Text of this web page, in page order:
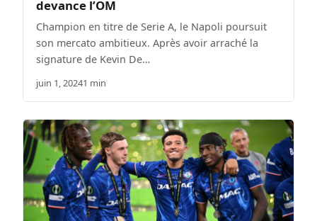
devance l’OM
Champion en titre de Serie A, le Napoli poursuit
son mercato ambitieux. Après avoir arraché la
signature de Kevin De…
juin 1, 20241 min